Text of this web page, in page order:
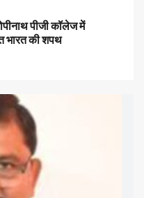
पीजी कॉलेज में
भारत की शपथ